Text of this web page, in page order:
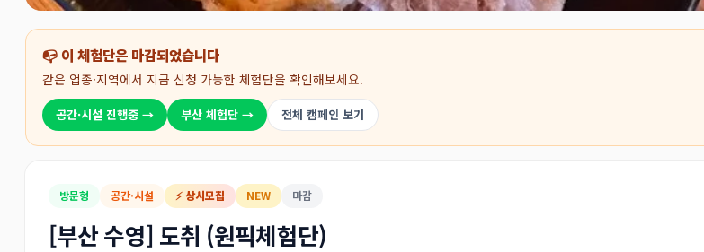
📭 이 체험단은 마감되었습니다
같은 업종·지역에서 지금 신청 가능한 체험단을 확인해보세요.
공간·시설 진행중 → 부산 체험단 → 전체 캠페인 보기
방문형 공간·시설 ⚡ 상시모집 NEW 마감
[부산 수영] 도취 (원픽체험단)